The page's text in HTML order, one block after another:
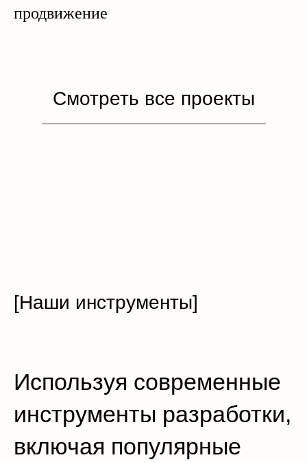
продвижение
Смотреть все проекты
[Наши инструменты]
Используя современные
инструменты разработки,
включая популярные